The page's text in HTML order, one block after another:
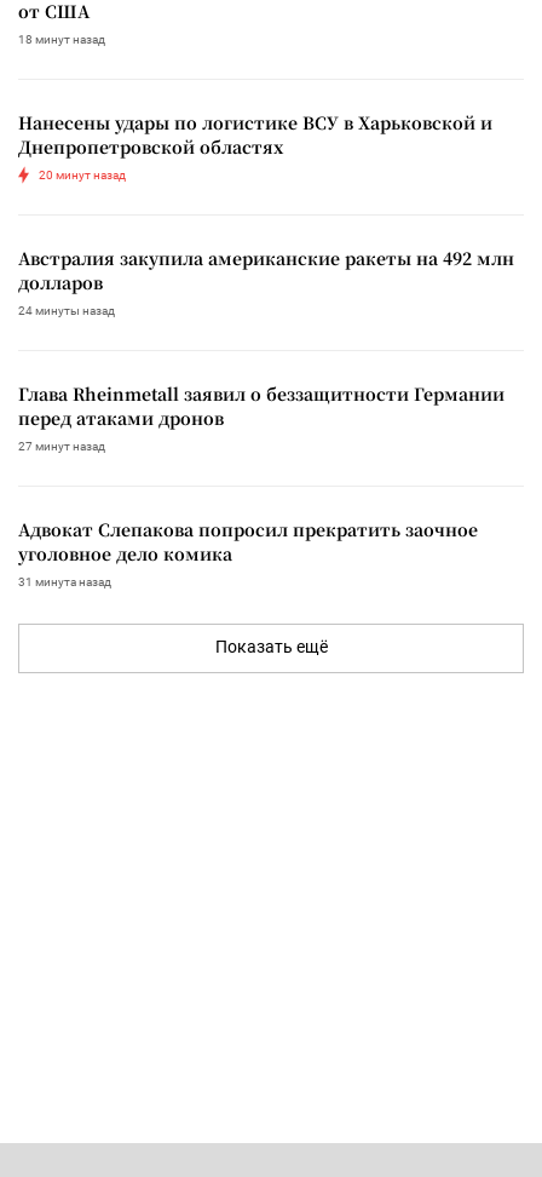
от США
18 минут назад
Нанесены удары по логистике ВСУ в Харьковской и
Днепропетровской областях
20 минут назад
Австралия закупила американские ракеты на 492 млн
долларов
24 минуты назад
Глава Rheinmetall заявил о беззащитности Германии
перед атаками дронов
27 минут назад
Адвокат Слепакова попросил прекратить заочное
уголовное дело комика
31 минута назад
Показать ещё